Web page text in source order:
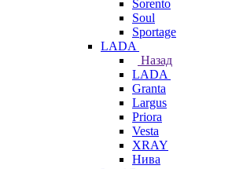
Sorento
Soul
Sportage
LADA
Назад
LADA
Granta
Largus
Priora
Vesta
XRAY
Нива